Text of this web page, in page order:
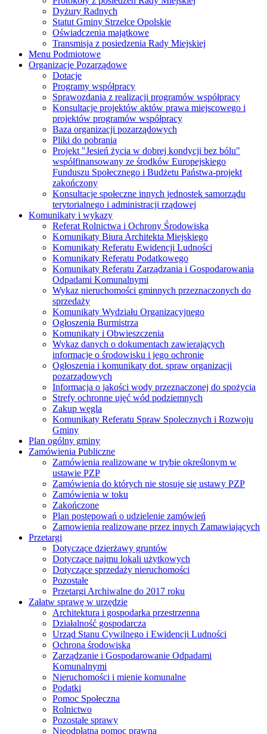
Dyżury Radnych
Statut Gminy Strzelce Opolskie
Oświadczenia majątkowe
Transmisja z posiedzenia Rady Miejskiej
Menu Podmiotowe
Organizacje Pozarządowe
Dotacje
Programy współpracy
Sprawozdania z realizacji programów współpracy
Konsultacje projektów aktów prawa miejscowego i
projektów programów współpracy
Baza organizacji pozarządowych
Pliki do pobrania
Projekt "Jesień życia w dobrej kondycji bez bólu"
współfinansowany ze środków Europejskiego
Funduszu Społecznego i Budżetu Państwa-projekt
zakończony
Konsultacje społeczne innych jednostek samorządu
terytorialnego i administracji rządowej
Komunikaty i wykazy
Referat Rolnictwa i Ochrony Środowiska
Komunikaty Biura Architekta Miejskiego
Komunikaty Referatu Ewidencji Ludności
Komunikaty Referatu Podatkowego
Komunikaty Referatu Zarządzania i Gospodarowania
Odpadami Komunalnymi
Wykaz nieruchomości gminnych przeznaczonych do
sprzedaży
Komunikaty Wydziału Organizacyjnego
Ogłoszenia Burmistrza
Komunikaty i Obwieszczenia
Wykaz danych o dokumentach zawierających
informacje o środowisku i jego ochronie
Ogłoszenia i komunikaty dot. spraw organizacji
pozarządowych
Informacja o jakości wody przeznaczonej do spożycia
Strefy ochronne ujęć wód podziemnych
Zakup węgla
Komunikaty Referatu Spraw Spolecznych i Rozwoju
Gminy
Plan ogólny gminy
Zamówienia Publiczne
Zamówienia realizowane w trybie określonym w
ustawie PZP
Zamówienia do których nie stosuje się ustawy PZP
Zamówienia w toku
Zakończone
Plan postępowań o udzielenie zamówień
Zamowienia realizowane przez innych Zamawiających
Przetargi
Dotyczące dzierżawy gruntów
Dotyczące najmu lokali użytkowych
Dotyczące sprzedaży nieruchomości
Pozostałe
Przetargi Archiwalne do 2017 roku
Załatw sprawę w urzędzie
Architektura i gospodarka przestrzenna
Działalność gospodarcza
Urząd Stanu Cywilnego i Ewidencji Ludności
Ochrona środowiska
Zarządzanie i Gospodarowanie Odpadami
Komunalnymi
Nieruchomości i mienie komunalne
Podatki
Pomoc Społeczna
Rolnictwo
Pozostałe sprawy
Nieodpłatna pomoc prawna